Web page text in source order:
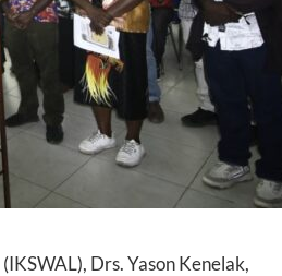
Drs. Yason Kenelak,